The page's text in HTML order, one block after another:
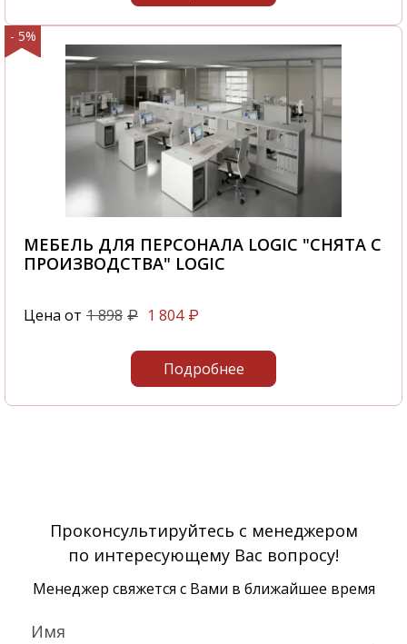
- 5%
МЕБЕЛЬ ДЛЯ ПЕРСОНАЛА LOGIC "СНЯТА С
ПРОИЗВОДСТВА" LOGIC
Цена от 1 898 ₽ 1 804 ₽
Подробнее
Проконсультируйтесь с менеджером
по интересующему Вас вопросу!
Менеджер свяжется с Вами в ближайшее время
Имя